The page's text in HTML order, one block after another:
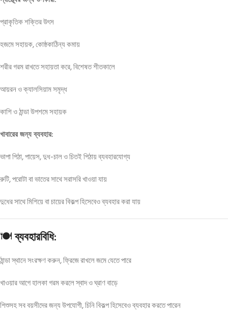
প্রাকৃতিক শক্তির উৎস
হজমে সহায়ক, কোষ্ঠকাঠিন্য কমায়
শরীর গরম রাখতে সহায়তা করে, বিশেষত শীতকালে
আয়রন ও ক্যালসিয়াম সমৃদ্ধ
কাশি ও ঠান্ডা উপশমে সহায়ক
খাবারের জন্য ব্যবহার:
ভাপা পিঠা, পায়েস, দুধ-চাল ও চিতই পিঠায় ব্যবহারযোগ্য
রুটি, পরোটা বা ভাতের সাথে সরাসরি খাওয়া যায়
দুধের সাথে মিশিয়ে বা চায়ের বিকল্প হিসেবেও ব্যবহার করা যায়
🍽️ব্যবহারবিধি:
ঠান্ডা স্থানে সংরক্ষণ করুন, ফ্রিজে রাখলে জমে যেতে পারে
খাওয়ার আগে হালকা গরম করলে স্বাদ ও ঘ্রাণ বাড়ে
শিশুসহ সব বয়সীদের জন্য উপযোগী, চিনি বিকল্প হিসেবেও ব্যবহার করতে পারেন